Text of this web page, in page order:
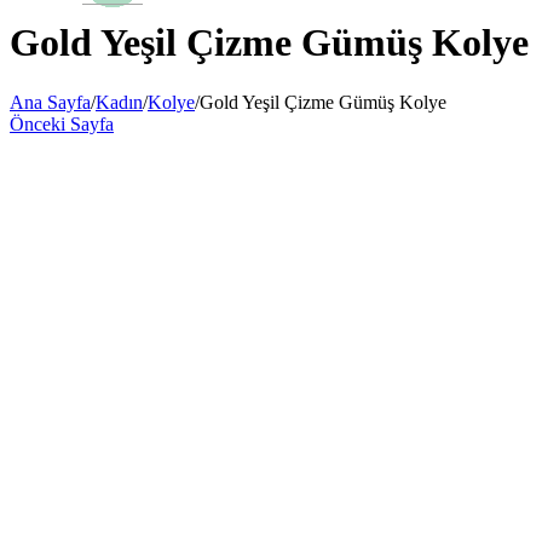
Gold Yeşil Çizme Gümüş Kolye
Ana Sayfa/Kadın/Kolye/Gold Yeşil Çizme Gümüş Kolye
Önceki Sayfa